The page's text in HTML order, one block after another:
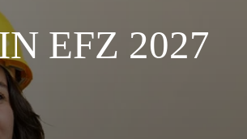
EFZ 2027